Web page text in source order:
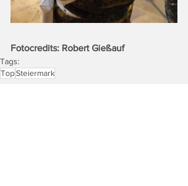
Fotocredits: Robert Gießauf
Tags:
TopSteiermark